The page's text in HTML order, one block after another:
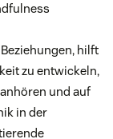
hilft
zu entwickeln,
und auf
in der